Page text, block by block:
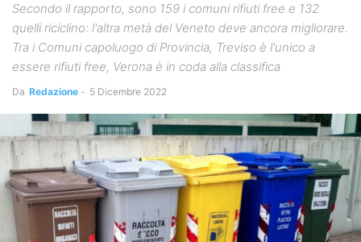
Secondo il rapporto, sono 159 i comuni rifiuti free e 132
quelli riciclino: l'altra metà del Veneto deve ancora migliorare.
Tra i Comuni capoluogo di Provincia, Treviso è l'unico a
essere rifiuti free, Verona è in coda alla classifica
Da Redazione - 5 Dicembre 2022